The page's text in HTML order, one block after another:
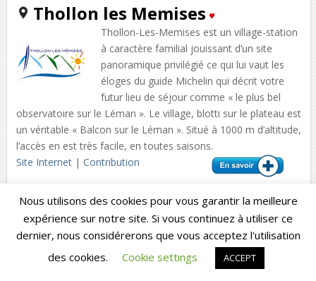
Thollon les Memises
Thollon-Les-Memises est un village-station
à caractère familial jouissant d’un site
panoramique privilégié ce qui lui vaut les
éloges du guide Michelin qui décrit votre
futur lieu de séjour comme « le plus bel
observatoire sur le Léman ». Le village, blotti sur le plateau est
un véritable « Balcon sur le Léman ». Situé à 1000 m d’altitude,
l’accès en est très facile, en toutes saisons.
Site Internet| Contribution
Praz sur Arly
Praz sur Arly, village de montagne
authentique à deux pas de la prestigieuse
Nous utilisons des cookies pour vous garantir la meilleure
expérience sur notre site. Si vous continuez à utiliser ce
dernier, nous considérerons que vous acceptez l'utilisation
des cookies.
Cookie settings ACCEPT